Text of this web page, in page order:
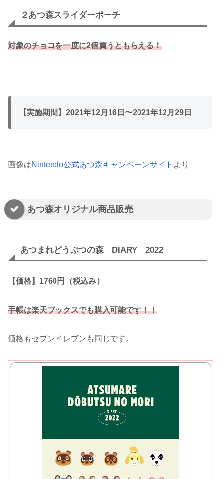
２あつ森スライダーポーチ
対象のチョコを一度に2個買うともらえる！
【実施期間】2021年12月16日〜2021年12月29日
画像はNintendo公式あつ森キャンペーンサイト より
あつ森オリジナル商品販売
あつまれどうぶつの森 DIARY 2022
【価格】1760円（税込み）
手帳は楽天ブックスでも購入可能です！！
価格もセブンイレブンも同じです。